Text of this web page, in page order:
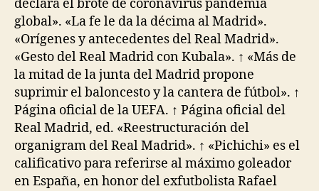
declara el brote de coronavirus pandemia
global». «La fe le da la décima al Madrid».
«Orígenes y antecedentes del Real Madrid».
«Gesto del Real Madrid con Kubala». ↑ «Más de
la mitad de la junta del Madrid propone
suprimir el baloncesto y la cantera de fútbol». ↑
Página oficial de la UEFA. ↑ Página oficial del
Real Madrid, ed. «Reestructuración del
organigram del Real Madrid». ↑ «Pichichi» es el
calificativo para referirse al máximo goleador
en España, en honor del exfutbolista Rafael